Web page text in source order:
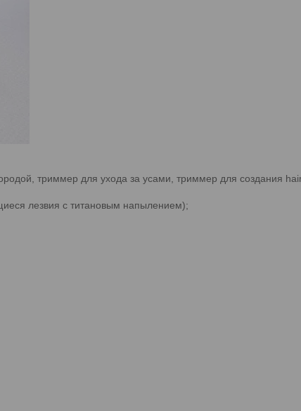
триммер для ухода за усами, триммер для создания
лезвия с титановым напылением);